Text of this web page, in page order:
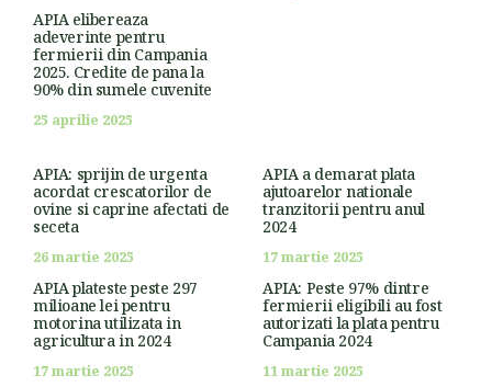
APIA elibereaza
adeverinte pentru
fermierii din Campania
2025. Credite de pana la
90% din sumele cuvenite
25 aprilie 2025
APIA: sprijin de urgenta
acordat crescatorilor de
ovine si caprine afectati de
seceta
26 martie 2025
APIA a demarat plata
ajutoarelor nationale
tranzitorii pentru anul
2024
17 martie 2025
APIA plateste peste 297
milioane lei pentru
motorina utilizata in
agricultura in 2024
17 martie 2025
APIA: Peste 97% dintre
fermierii eligibili au fost
autorizati la plata pentru
Campania 2024
11 martie 2025